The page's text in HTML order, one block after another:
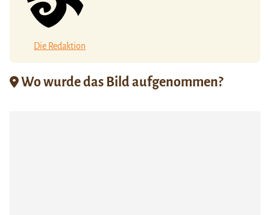
Die Redaktion
Wo wurde das Bild aufgenommen?